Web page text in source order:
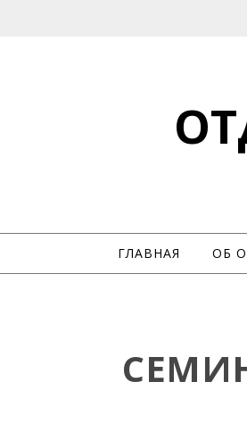
ГЛАВНАЯ ОБ